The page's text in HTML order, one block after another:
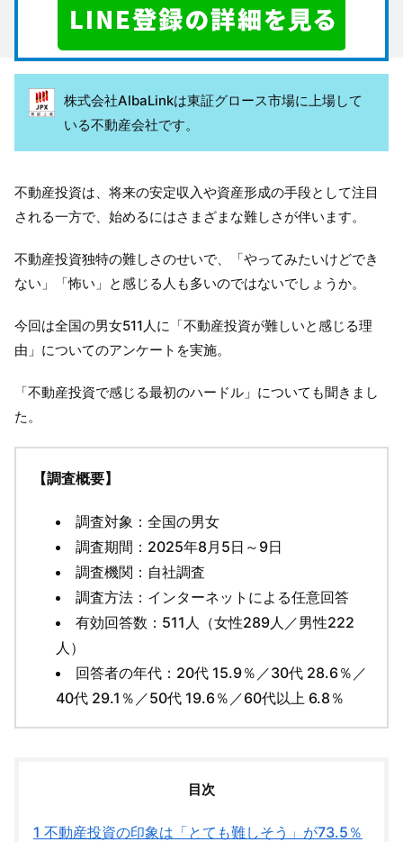
株式会社AlbaLinkは東証グロース市場に上場して
いる不動産会社です。
不動産投資は、将来の安定収入や資産形成の手段として注目
される一方で、始めるにはさまざまな難しさが伴います。
不動産投資独特の難しさのせいで、「やってみたいけどでき
ない」「怖い」と感じる人も多いのではないでしょうか。
今回は全国の男女511人に「不動産投資が難しいと感じる理
由」についてのアンケートを実施。
「不動産投資で感じる最初のハードル」についても聞きまし
た。
【調査概要】
調査対象：全国の男女
調査期間：2025年8月5日～9日
調査機関：自社調査
調査方法：インターネットによる任意回答
有効回答数：511人（女性289人／男性222
人）
回答者の年代：20代 15.9％／30代 28.6％／
40代 29.1％／50代 19.6％／60代以上 6.8％
目次
1 不動産投資の印象は「とても難しそう」が73.5％